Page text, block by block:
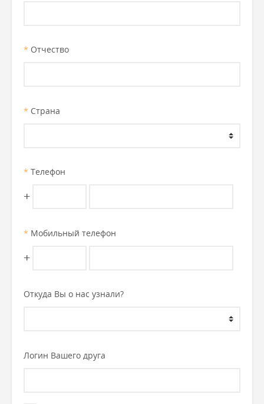
* Отчество
* Страна
* Телефон
+
* Мобильный телефон
+
Откуда Вы о нас узнали?
Логин Вашего друга